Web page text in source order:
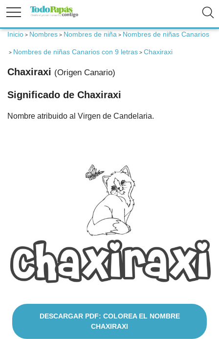
Embarazo
Cuentos
Inicio > Nombres > Nombres de niña > Nombres de niñas Canarios
> Nombres de niñas Canarios con 9 letras > Chaxiraxi
Chaxiraxi (Origen Canario)
Significado de Chaxiraxi
Nombre atribuido al Virgen de Candelaria.
DESCARGAR PDF: COLOREA EL NOMBRE
CHAXIRAXI